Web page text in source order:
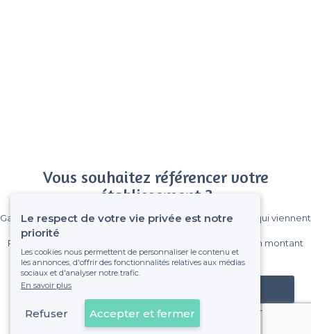
Vous souhaitez référencer votre
établissement ?
Gagnez de nombreux clients parmi le million de visiteurs qui viennent
Pas de commissions et sans engagement, vous payez un montant
fixe sans risque de voir déraper la facture.
Référencer mon établissement
Déjà client
Le respect de votre vie privée est notre
priorité
Les cookies nous permettent de personnaliser le contenu et
les annonces, d'offrir des fonctionnalités relatives aux médias
sociaux et d'analyser notre trafic.
En savoir plus
Refuser Accepter et fermer